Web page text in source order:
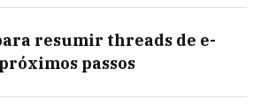
resumir threads de e-
passos